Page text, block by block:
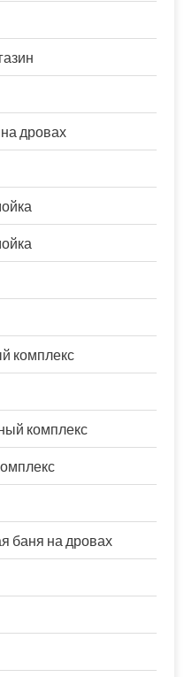
дровах
комплекс
комплекс
баня на дровах